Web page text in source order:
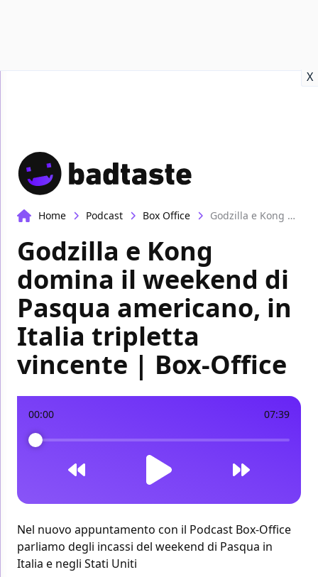
X
Home Podcast Box Office Godzilla e Kong domina il weekend di Pasqua americano, in Italia tripletta vincente | Box-Office
Godzilla e Kong
domina il weekend di
Pasqua americano, in
Italia tripletta
vincente | Box-Office
00:00 07:39
Nel nuovo appuntamento con il Podcast Box-Office
parliamo degli incassi del weekend di Pasqua in
Italia e negli Stati Uniti